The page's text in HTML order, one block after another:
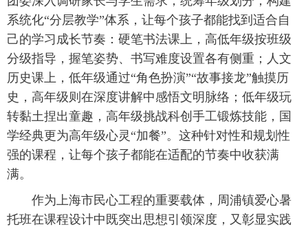
系统化“分层教学”体系，让每个孩子都能找到适合自
己的学习成长节奏：硬笔书法课上，高低年级按班级
分级指导，握笔姿势、书写难度设置各有侧重；人文
历史课上，低年级通过“角色扮演”“故事接龙”触摸历
史，高年级则在深度讲解中感悟文明脉络；低年级玩
转黏土捏出童趣，高年级挑战科创手工锻炼技能，国
学经典更为高年级心灵“加餐”。这种针对性和规划性
强的课程，让每个孩子都能在适配的节奏中收获满
满。
作为上海市民心工程的重要载体，周浦镇爱心暑
托班在课程设计中既突出思想引领深度，又彰显实践